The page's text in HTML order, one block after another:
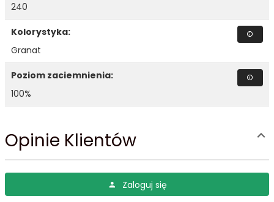
240
Kolorystyka:
Granat
Poziom zaciemnienia:
100%
Opinie Klientów
Zaloguj się